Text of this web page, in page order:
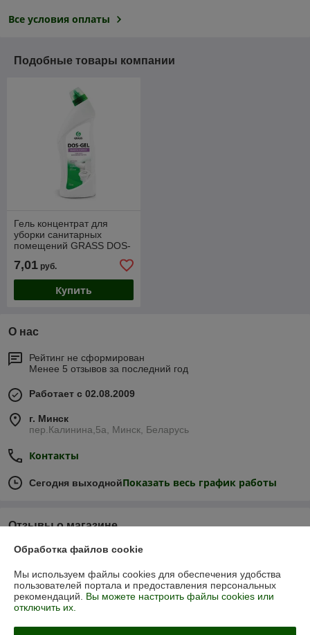
Все условия оплаты
Подобные товары компании
Гель концентрат для
уборки санитарных
помещений GRASS DOS-
7,01 руб.
Купить
О нас
Рейтинг не сформирован
Менее 5 отзывов за последний год
Работает с 02.08.2009
г. Минск
пер.Калинина,5а, Минск, Беларусь
Контакты
Сегодня выходнойПоказать весь график работы
Отзывы о магазине
74 отзывов за всё время
01.04.2026
Покупатель
Отлично
Сделка подтверждена через корзину
Обработка файлов cookie
Мы используем файлы cookies для обеспечения удобства
пользователей портала и предоставления персональных
рекомендаций. Вы можете настроить файлы cookies или
отключить их.